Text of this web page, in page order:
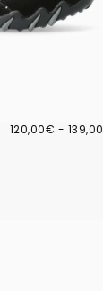
120,00€
PRECIO
120,00€ -